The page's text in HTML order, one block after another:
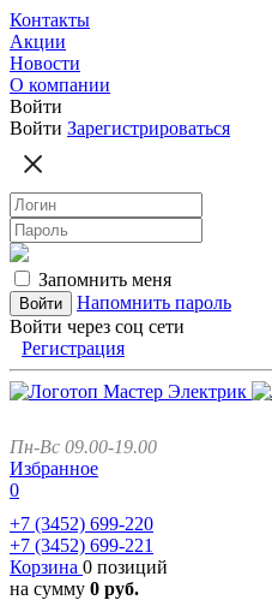
Контакты
Акции
Новости
О компании
Войти
Войти Зарегистрироваться
Запомнить меня
Напомнить пароль
Войти через соц сети
Регистрация
Пн-Вс 09.00-19.00
Избранное
0
+7 (3452) 699-220
+7 (3452) 699-221
Корзина 0 позиций
на сумму 0 руб.